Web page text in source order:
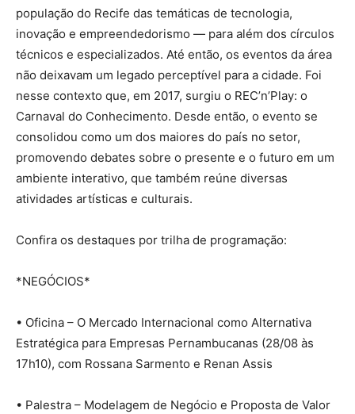
população do Recife das temáticas de tecnologia,
inovação e empreendedorismo — para além dos círculos
técnicos e especializados. Até então, os eventos da área
não deixavam um legado perceptível para a cidade. Foi
nesse contexto que, em 2017, surgiu o REC’n’Play: o
Carnaval do Conhecimento. Desde então, o evento se
consolidou como um dos maiores do país no setor,
promovendo debates sobre o presente e o futuro em um
ambiente interativo, que também reúne diversas
atividades artísticas e culturais.
Confira os destaques por trilha de programação:
*NEGÓCIOS*
• Oficina – O Mercado Internacional como Alternativa
Estratégica para Empresas Pernambucanas (28/08 às
17h10), com Rossana Sarmento e Renan Assis
• Palestra – Modelagem de Negócio e Proposta de Valor